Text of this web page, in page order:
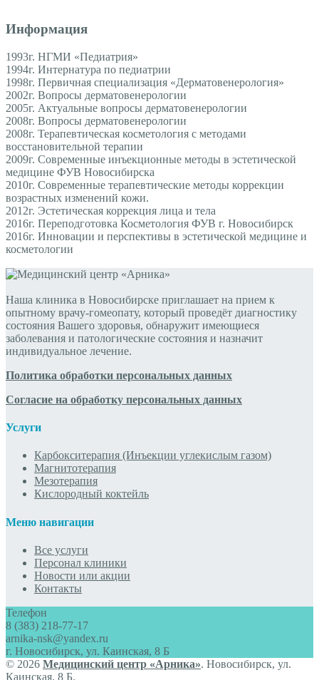
Информация
1993г. НГМИ «Педиатрия»
1994г. Интернатура по педиатрии
1998г. Первичная специализация «Дерматовенерология»
2002г. Вопросы дерматовенерологии
2005г. Актуальные вопросы дерматовенерологии
2008г. Вопросы дерматовенерологии
2008г. Терапевтическая косметология с методами
восстановительной терапии
2009г. Современные инъекционные методы в эстетической
медицине ФУВ Новосибирска
2010г. Современные терапевтические методы коррекции
возрастных изменений кожи.
2012г. Эстетическая коррекция лица и тела
2016г. Переподготовка Косметология ФУВ г. Новосибирск
2016г. Инновации и перспективы в эстетической медицине и
косметологии
Наша клиника в Новосибирске приглашает на прием к
опытному врачу-гомеопату, который проведёт диагностику
состояния Вашего здоровья, обнаружит имеющиеся
заболевания и патологические состояния и назначит
индивидуальное лечение.
Политика обработки персональных данных
Согласие на обработку персональных данных
Услуги
Карбокситерапия (Инъекции углекислым газом)
Магнитотерапия
Мезотерапия
Кислородный коктейль
Меню навигации
Все услуги
Персонал клиники
Новости или акции
Контакты
Телефон
8 (383) 218-77-17
arnika-nsk@yandex.ru
г. Новосибирск, ул. Каинская, 8 Б
© 2026 Медицинский центр «Арника». Новосибирск, ул.
Каинская, 8 Б.